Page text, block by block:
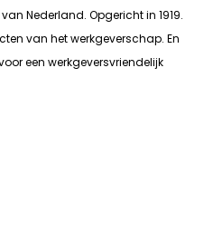
Nederland. Opgericht in 1919.
van het werkgeverschap. En
een werkgeversvriendelijk